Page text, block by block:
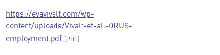
https://evavivalt.com/wp-
content/uploads/Vivalt-et-al.-ORUS-
employment.pdf